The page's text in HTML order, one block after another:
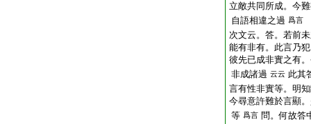
立敵共同所成。今
自語相違之過 爲言
次文云。答。若前
能有非有。此言乃
彼先已成非實之有
非成諸過 云云 此其
言有性非實等。明
今尋意許難於言顯
等 爲言 問。何故答